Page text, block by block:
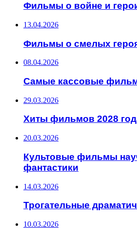
Фильмы о войне и
13.04.2026
Фильмы о смелых
08.04.2026
Самые кассовые
29.03.2026
Хиты фильмов 2028
20.03.2026
Культовые фильмы
фантастики
14.03.2026
Трогательные
10.03.2026